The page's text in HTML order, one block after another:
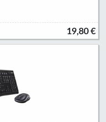
19,80 €